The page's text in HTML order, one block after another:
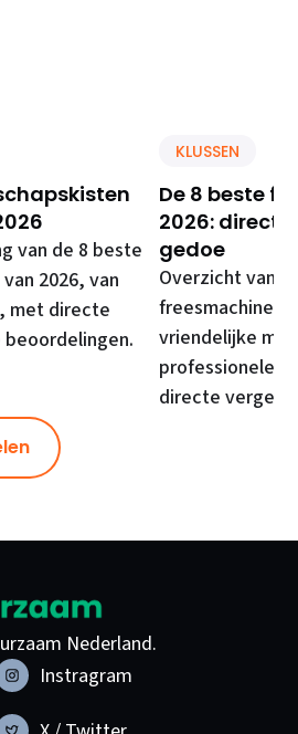
van de 8 beste
2026, van
met directe
KLUSSEN
De 8 beste
2026: direct
gedoe
Overzicht van
freesmachines,
vriendelijke
professionele
directe
Nederland.
Instragram